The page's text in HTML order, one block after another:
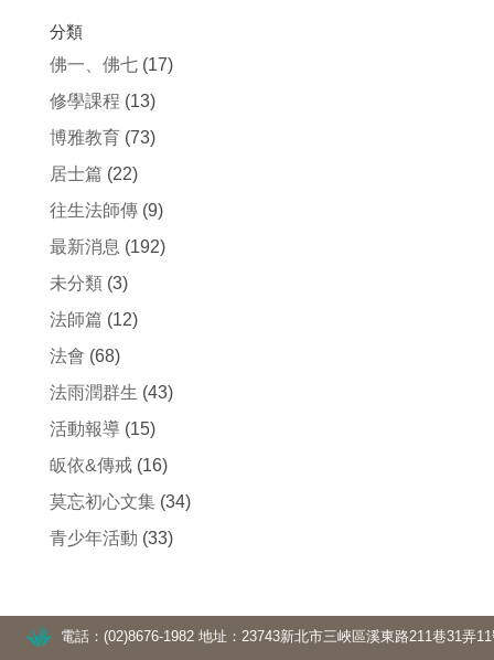
分類
佛一、佛七(17)
修學課程 (13)
博雅教育(73)
居士篇 (22)
往生法師傳(9)
最新消息 (192)
未分類(3)
法師篇 (12)
法會 (68)
法雨潤群生 (43)
活動報導(15)
皈依&傳戒(16)
莫忘初心文集(34)
青少年活動 (33)
電話：(02)8676-1982 地址：23743新北市三峽區溪東路211巷31弄